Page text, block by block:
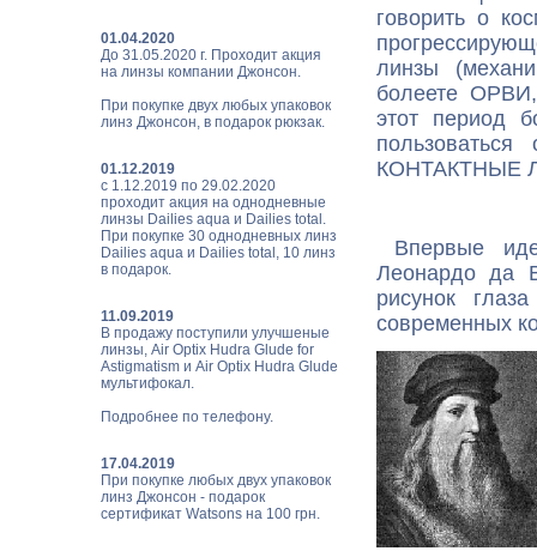
01.04.2020
До 31.05.2020 г. Проходит акция
на линзы компании Джонсон.
При покупке двух любых упаковок
линз Джонсон, в подарок рюкзак.
01.12.2019
с 1.12.2019 по 29.02.2020
проходит акция на однодневные
линзы Dailies aqua и Dailies total.
При покупке 30 однодневных линз
Dailies aqua и Dailies total, 10 линз
в подарок.
11.09.2019
В продажу поступили улучшеные
линзы, Air Optix Hudra Glude for
Astigmatism и Air Optix Hudra Glude
мультифокал.
Подробнее по телефону.
17.04.2019
При покупке любых двух упаковок
линз Джонсон - подарок
сертификат Watsons на 100 грн.
говорить о
линзы
болеете
этот период
КОНТАКТНЫЕ
Впервые
Леонардо да
рисунок
современных